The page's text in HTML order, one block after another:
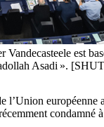
est
Asadi ».
condamné